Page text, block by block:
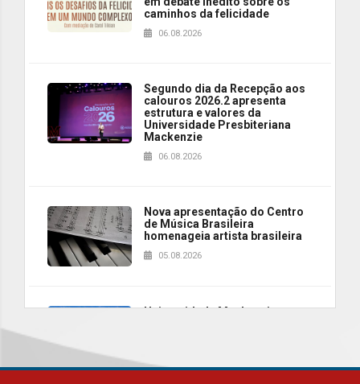
caminhos da felicidade
06.08.2026
Segundo dia da Recepção aos
calouros 2026.2 apresenta
estrutura e valores da
Universidade Presbiteriana
Mackenzie
06.08.2026
Nova apresentação do Centro
de Música Brasileira
homenageia artista brasileira
05.08.2026
Universidade Mackenzie